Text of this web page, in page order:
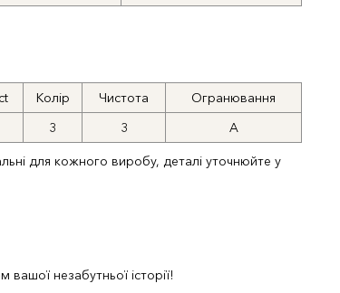
Колір Чистота
Огранювання
3 3 А
для кожного виробу, деталі уточнюйте у
незабутньої історії!